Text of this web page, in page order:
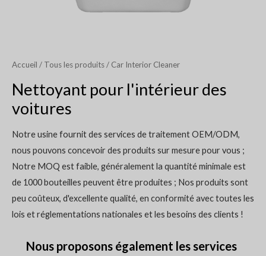
Accueil / Tous les produits/ Car Interior Cleaner
Nettoyant pour l'intérieur des
voitures
Notre usine fournit des services de traitement OEM/ODM,
nous pouvons concevoir des produits sur mesure pour vous ;
Notre MOQ est faible, généralement la quantité minimale est
de 1000 bouteilles peuvent être produites ; Nos produits sont
peu coûteux, d'excellente qualité, en conformité avec toutes les
lois et réglementations nationales et les besoins des clients !
Nous proposons également les services